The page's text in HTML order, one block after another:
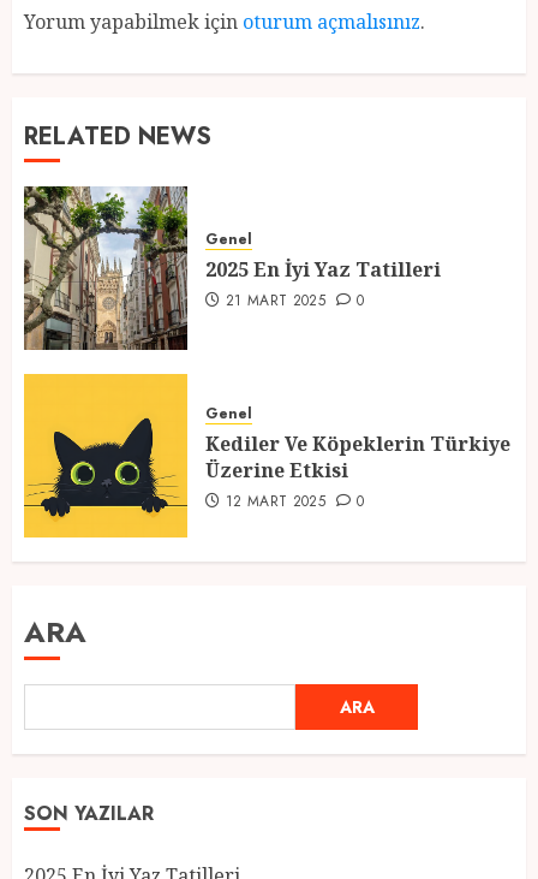
Yorum yapabilmek için oturum açmalısınız.
RELATED NEWS
Genel
2025 En İyi Yaz Tatilleri
21 MART 2025 0
Genel
Kediler Ve Köpeklerin Türkiye
Üzerine Etkisi
12 MART 2025 0
ARA
ARA
SON YAZILAR